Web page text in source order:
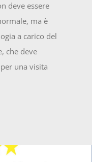
deve essere
ma è
a carico del
che deve
una visita